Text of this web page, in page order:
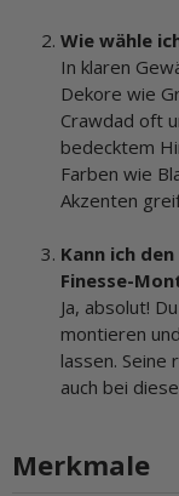
Wie wähle
In klaren
Dekore wie
Crawdad oft
bedecktem
Farben wie
Akzenten
Kann ich
Finesse-
Ja, absolut!
montieren
lassen. Seine
auch bei
Merkmale